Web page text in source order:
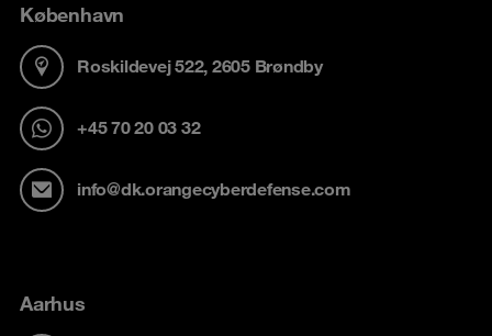
København
Roskildevej 522, 2605 Brøndby
+45 70 20 03 32
info@dk.orangecyberdefense.com
Aarhus